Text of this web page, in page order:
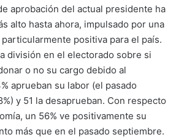
aprobación del actual presidente ha
alto hasta ahora, impulsado por una
positiva para el país.
división en el electorado sobre si
o no su cargo debido al
aprueban su labor (el pasado
y 51 la desaprueban. Con respecto
un 56% ve positivamente su
más que en el pasado septiembre.